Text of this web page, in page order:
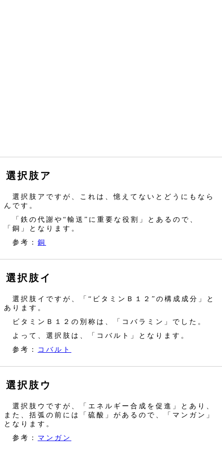
選択肢ア
選択肢アですが、これは、憶えてないとどうにもなら
んです。
「鉄の代謝や“輸送”に重要な役割」とあるので、
「銅」となります。
参考： 銅
選択肢イ
選択肢イですが、「“ビタミンＢ１２”の構成成分」と
あります。
ビタミンＢ１２の別称は、「コバラミン」でした。
よって、選択肢は、「コバルト」となります。
参考：
コバルト
選択肢ウ
選択肢ウですが、「エネルギー合成を促進」とあり、
また、括弧の前には「硫酸」があるので、「マンガン」
となります。
参考： マンガン